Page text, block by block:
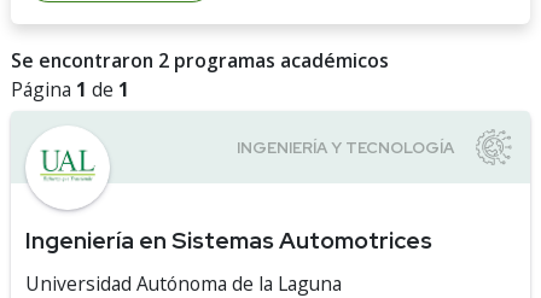
Se encontraron 2 programas académicos
Página 1 de 1
Ingeniería en Sistemas Automotrices
Universidad Autónoma de la Laguna